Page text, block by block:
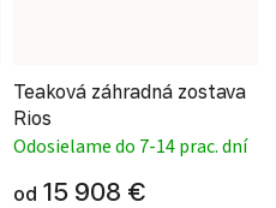
Teaková záhradná zostava
Rios
Odosielame do 7-14 prac. dní
od 15 908 €